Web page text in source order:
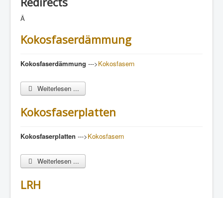
Â
Kokosfaserdämmung
Kokosfaserdämmung --->Kokosfasern
Weiterlesen ...
Kokosfaserplatten
Kokosfaserplatten --->Kokosfasern
Weiterlesen ...
LRH